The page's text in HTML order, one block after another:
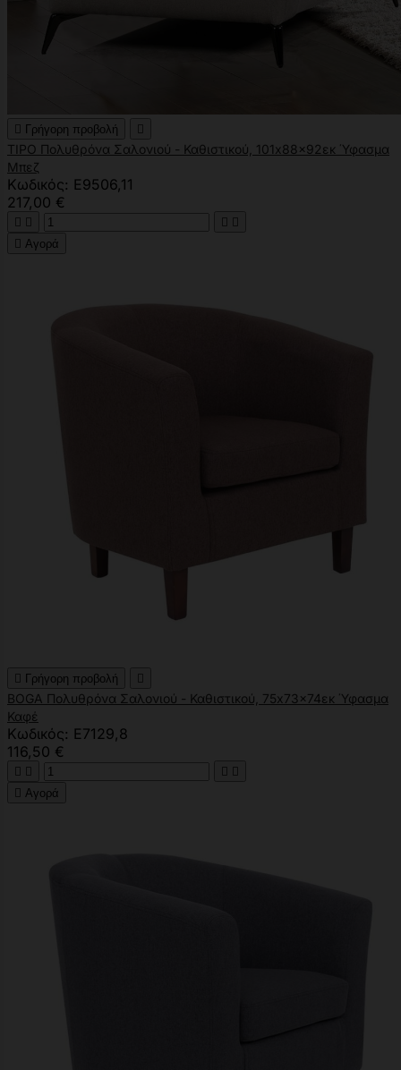
 Γρήγορη προβολή 
TIPO Πολυθρόνα Σαλονιού - Καθιστικού, 101x88x92εκ Ύφασμα
Μπεζ
Κωδικός: Ε9506,11
217,00 €
   
 Αγορά
 Γρήγορη προβολή 
BOGA Πολυθρόνα Σαλονιού - Καθιστικού, 75x73x74εκ Ύφασμα
Καφέ
Κωδικός: Ε7129,8
116,50 €
   
 Αγορά